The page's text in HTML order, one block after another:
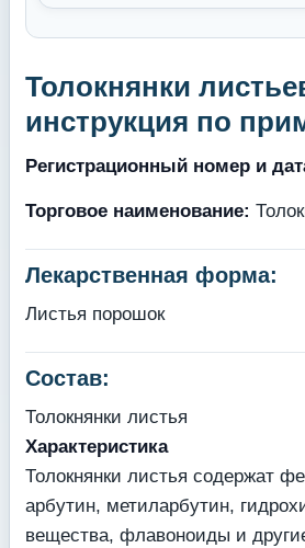
Толокнянки
инструкция по
Регистрационный номер и
Торговое наименование:
Лекарственная форма:
Листья порошок
Состав:
Толокнянки листья
Характеристика
Толокнянки листья содержат
арбутин, метиларбутин,
вещества, флавоноиды и